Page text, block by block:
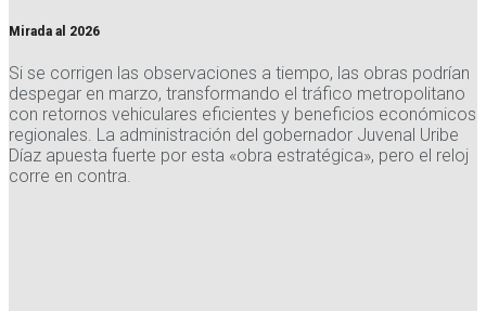
Mirada al 2026
Si se corrigen las observaciones a tiempo, las obras podrían
despegar en marzo, transformando el tráfico metropolitano
con retornos vehiculares eficientes y beneficios económicos
regionales. La administración del gobernador Juvenal Uribe
Díaz apuesta fuerte por esta «obra estratégica», pero el reloj
corre en contra.